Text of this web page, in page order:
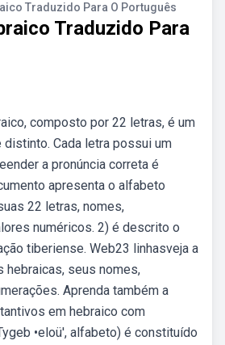
Traduzido Para O Português
Traduzido Para
composto por 22 letras, é um
Cada letra possui um
a pronúncia correta é
apresenta o alfabeto
22 letras, nomes,
numéricos. 2) é descrito o
tiberiense. Web23 linhasveja a
hebraicas, seus nomes,
Aprenda também a
em hebraico com
•eloü', alfabeto) é constituído